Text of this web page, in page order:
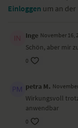
Einloggen um an
Inge November 16,
Schön, aber mir
0
petra M.
Wirkungsvoll
anwendbar
0